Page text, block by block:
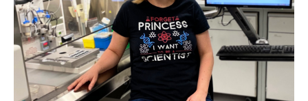
Presse
Jobs
Kontakt
Datenschutz